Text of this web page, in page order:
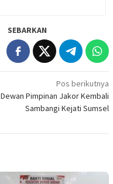
SEBARKAN
Pos berikutnya
Dewan Pimpinan Jakor Kembali
Sambangi Kejati Sumsel